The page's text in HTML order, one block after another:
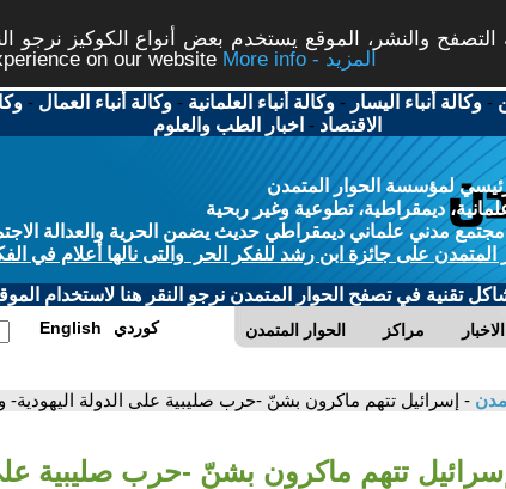
والنشر، الموقع يستخدم بعض أنواع الكوكيز نرجو
on our website
More info - المزيد
-وكالة أنباء اليسار -وكالة أنباء العلمانية -وكالة أنباء العمال -
الاقتصاد - اخبار الطب والعلوم
لمؤسسة الحوار المتمدن
ديمقراطية، تطوعية وغير ربحية
مدني علماني ديمقراطي حديث يضمن الحرية والعدالة
المتمدن على جائزة ابن رشد للفكر الحر والتى نالها أعلام في
تقنية في تصفح الحوار المتمدن نرجو النقر هنا لاستخدام
الحوار المتمدن مراكز الاخبار English كوردي
- إسرائيل تتهم ماكرون بشنّ -حرب صليبية على الدولة
تتهم ماكرون بشنّ -حرب صليبية